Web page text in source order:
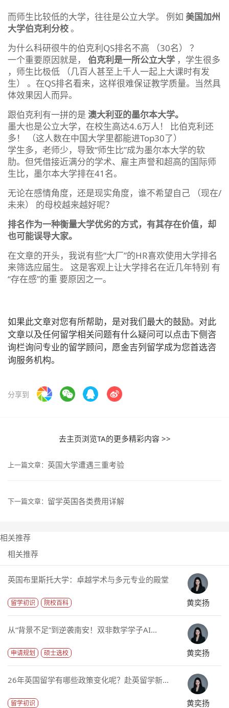
而师生比较低的大学，往往是公立大学。 例如 美国加州
大学伯克利分校。
为什么科研很牛的伯克利QS排名不高 （30名） ？
一个重要原因就是， 伯克利是一所公立大学 ，学生很多
，师生比极低 （几百人甚至上千人一起上大课时有发
生） 。在QS排名看来，这样很难保证教学质量。当然具
体效果因人而异。
跟伯克利有一拼的是 澳大利亚的墨尔本大学。
墨大也是公立大学，在校生高达4.6万人！ 比伯克利还
多！ （这人数在中国大学里都能进Top30了）
学生多，老师少，导致“师生比”成为墨尔本大学的软
肋。但凭借接近满分的学术、雇主声誉和超高的国际师
生比，墨尔本大学排在41名。
无论在感情角度，还是现实角度，谁不希望自己 （现在/
未来） 的母校越来越好呢？
排名作为一种衡量大学优劣的方式，有其存在价值，却
也可能误导大家。
在文章的开头，我说有些“大厂”的HR喜欢使用大学排名
来筛选应届生。 这是客观上让大学排名在近几年特别 有
“存在感”的重 要原因之一。
如果此文章对您有所帮助，是对我们最大的鼓励。对此
文章以及任何留学相关问题有什么疑问可以点击下侧咨
询栏询问专业的留学顾问，愿金吉列留学成为您首选咨
询服务机构。
分享到
去主页浏览TA的更多精彩内容 >>
上一篇文章： 英国大学遭遇三重考验
下一篇文章： 留学英国各类费用详解
相关推荐
相关推荐
英国布里斯托大学：卓越学术与多元专业的殿堂
留学初识 院校百科 黄奕扬
从“背景不足”到逆袭南安！双非数学学子AI...
申请规划 硕士选校 黄奕扬
26年英国留学有哪些政策变化呢？赴英留学新...
留学初识 黄奕扬